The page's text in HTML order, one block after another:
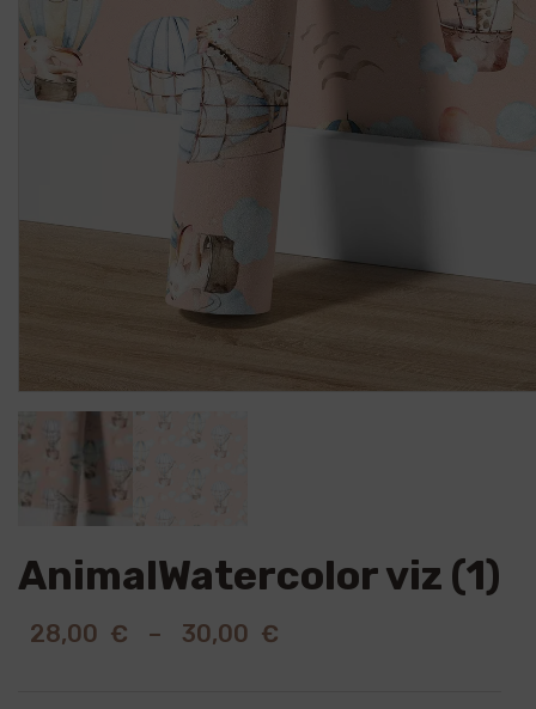
AnimalWatercolor viz (1)
28,00 € – 30,00 €